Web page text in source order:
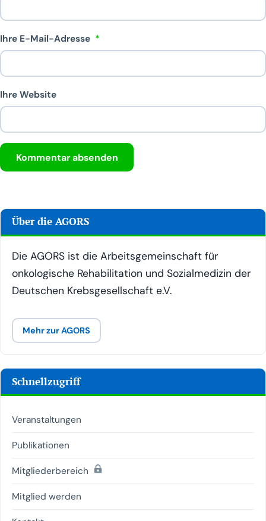
Ihre E-Mail-Adresse *
Ihre Website
Über die AGORS
Die AGORS ist die Arbeitsgemeinschaft für
onkologische Rehabilitation und Sozialmedizin der
Deutschen Krebsgesellschaft e.V.
Mehr zur AGORS
Schnellzugriff
Veranstaltungen
Publikationen
Mitgliederbereich (passwortgeschützt)
Mitglied werden